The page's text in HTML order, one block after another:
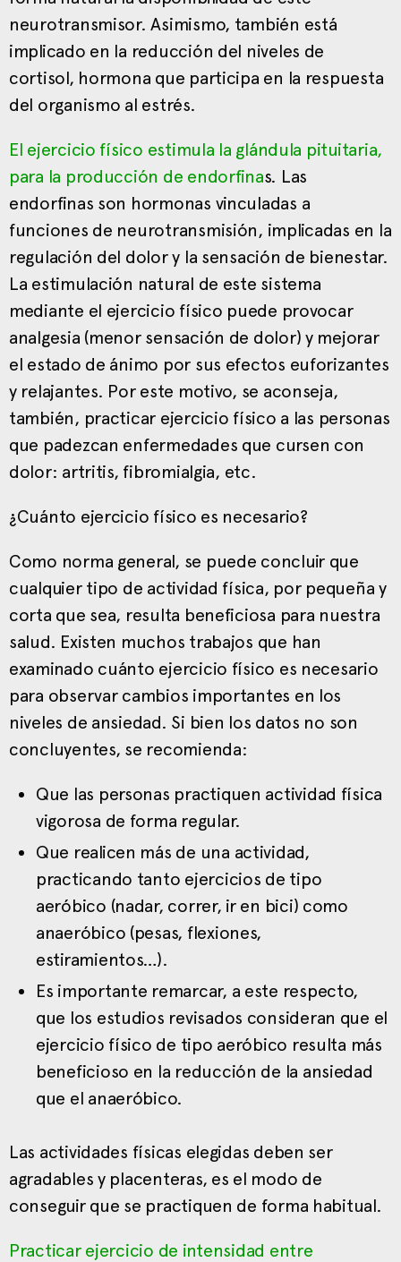
neurotransmisor. Asimismo, también está
implicado en la reducción del niveles de
cortisol, hormona que participa en la respuesta
del organismo al estrés.
El ejercicio físico estimula la glándula pituitaria,
para la producción de endorfinas. Las
endorfinas son hormonas vinculadas a
funciones de neurotransmisión, implicadas en la
regulación del dolor y la sensación de bienestar.
La estimulación natural de este sistema
mediante el ejercicio físico puede provocar
analgesia (menor sensación de dolor) y mejorar
el estado de ánimo por sus efectos euforizantes
y relajantes. Por este motivo, se aconseja,
también, practicar ejercicio físico a las personas
que padezcan enfermedades que cursen con
dolor: artritis, fibromialgia, etc.
¿Cuánto ejercicio físico es necesario?
Como norma general, se puede concluir que
cualquier tipo de actividad física, por pequeña y
corta que sea, resulta beneficiosa para nuestra
salud. Existen muchos trabajos que han
examinado cuánto ejercicio físico es necesario
para observar cambios importantes en los
niveles de ansiedad. Si bien los datos no son
concluyentes, se recomienda:
Que las personas practiquen actividad física
vigorosa de forma regular.
Que realicen más de una actividad,
practicando tanto ejercicios de tipo
aeróbico (nadar, correr, ir en bici) como
anaeróbico (pesas, flexiones,
estiramientos…).
Es importante remarcar, a este respecto,
que los estudios revisados consideran que el
ejercicio físico de tipo aeróbico resulta más
beneficioso en la reducción de la ansiedad
que el anaeróbico.
Las actividades físicas elegidas deben ser
agradables y placenteras, es el modo de
conseguir que se practiquen de forma habitual.
Practicar ejercicio de intensidad entre